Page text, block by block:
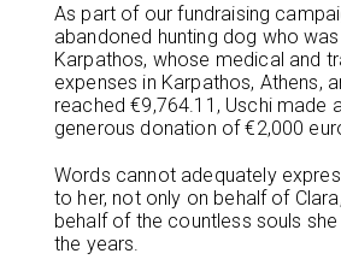
As part of our fundraising
abandoned hunting dog who
Karpathos, whose medical and
expenses in Karpathos, Athens,
reached €9,764.11, Uschi made
generous donation of €2,000
Words cannot adequately
to her, not only on behalf of
behalf of the countless souls
the years.